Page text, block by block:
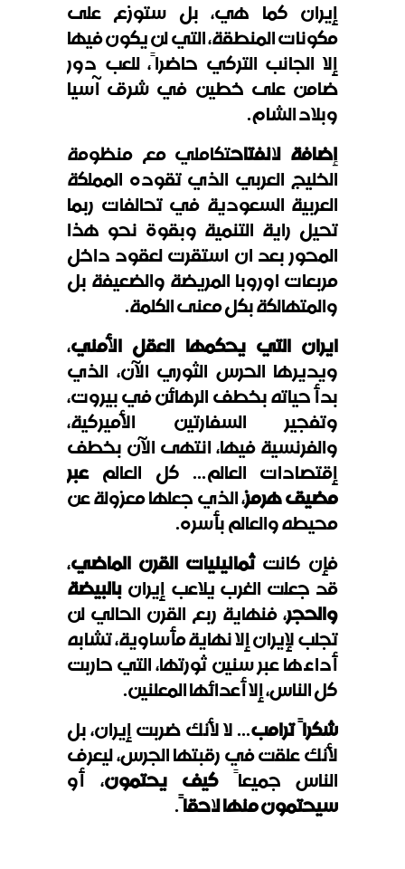
إيران كما هي، بل ستوزع على
مكونات المنطقة، التي لن يكون فيها
إلا الجانب التركي حاضراً، للعب دور
ضامن على خطين في شرق آسيا
وبلاد الشام.
إضافة لانفتاحتكاملي مع منظومة
الخليج العربي الذي تقوده المملكة
العربية السعودية في تحالفات ربما
تحيل راية التنمية وبقوة نحو هذا
المحور بعد ان استقرت لعقود داخل
مربعات اوروبا المريضة والضعيفة بل
والمتهالكة بكل معنى الكلمة.
ايران التي يحكمها العقل الأمني،
ويديرها الحرس الثوري الآن، الذي
بدأ حياته بخطف الرهائن في بيروت،
وتفجير السفارتين الأميركية،
والفرنسية فيها، انتهى الآن بخطف
إقتصادات العالم... كل العالمعبر
مضيق هرمز، الذي جعلها معزولة عن
محيطه والعالم بأسره.
فإن كانتثمانينيات القرن الماضي،
قد جعلت الغرب يلاعب إيران بالبيضة
والحجر، فنهاية ربع القرن الحالي لن
تجلب لإيران إلا نهاية مأساوية، تشابه
أداءها عبر سنين ثورتها، التي حاربت
كل الناس، إلا أعدائها المعلنين.
شكراً ترامب... لا لأنك ضربت إيران، بل
لأنك علقت في رقبتها الجرس، ليعرف
الناس جميعاً كيف يحتمون، أو
سيحتمون منها لاحقاً.